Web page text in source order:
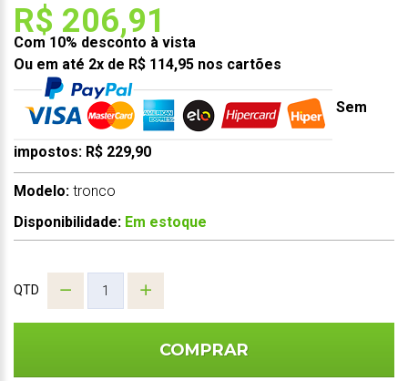
R$ 206,91
Com 10% desconto à vista
Ou em até 2x de R$ 114,95 nos cartões
Sem
impostos: R$ 229,90
Modelo: tronco
Disponibilidade: Em estoque
QTD
COMPRAR